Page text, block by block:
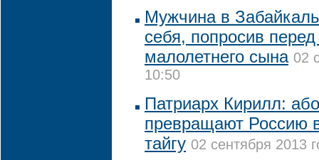
Мужчина в
себя, попросив
малолетнего сына 02
10:50
Патриарх Кирилл:
превращают Россию
тайгу 02 сентября 2013